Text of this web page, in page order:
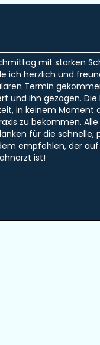
mit starken
ich herzlich und
Termin
und ihn gezogen.
in keinem Moment
zu bekommen.
für die schnelle,
empfehlen, der
ist!